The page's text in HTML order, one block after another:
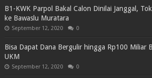
B1-KWK Parpol Bakal Calon Dinilai Janggal,
ke Bawaslu Muratara
September 12, 2020 0
Bisa Dapat Dana Bergulir hingga Rp100 Miliar
UKM
September 12, 2020 0